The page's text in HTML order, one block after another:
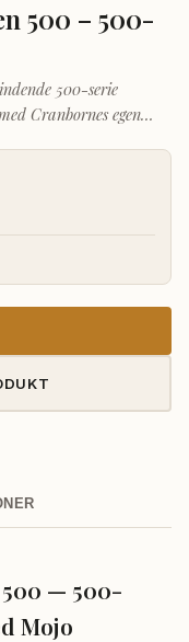
500 – 500-
500-serie
Cranbornes egen
gain-indstillinger.
mætningskredsløb
rør-farvning
Camden
Z 3-63dBEIN:
(1kHz, 35dB
analog mætning:
— 500-
Mojo